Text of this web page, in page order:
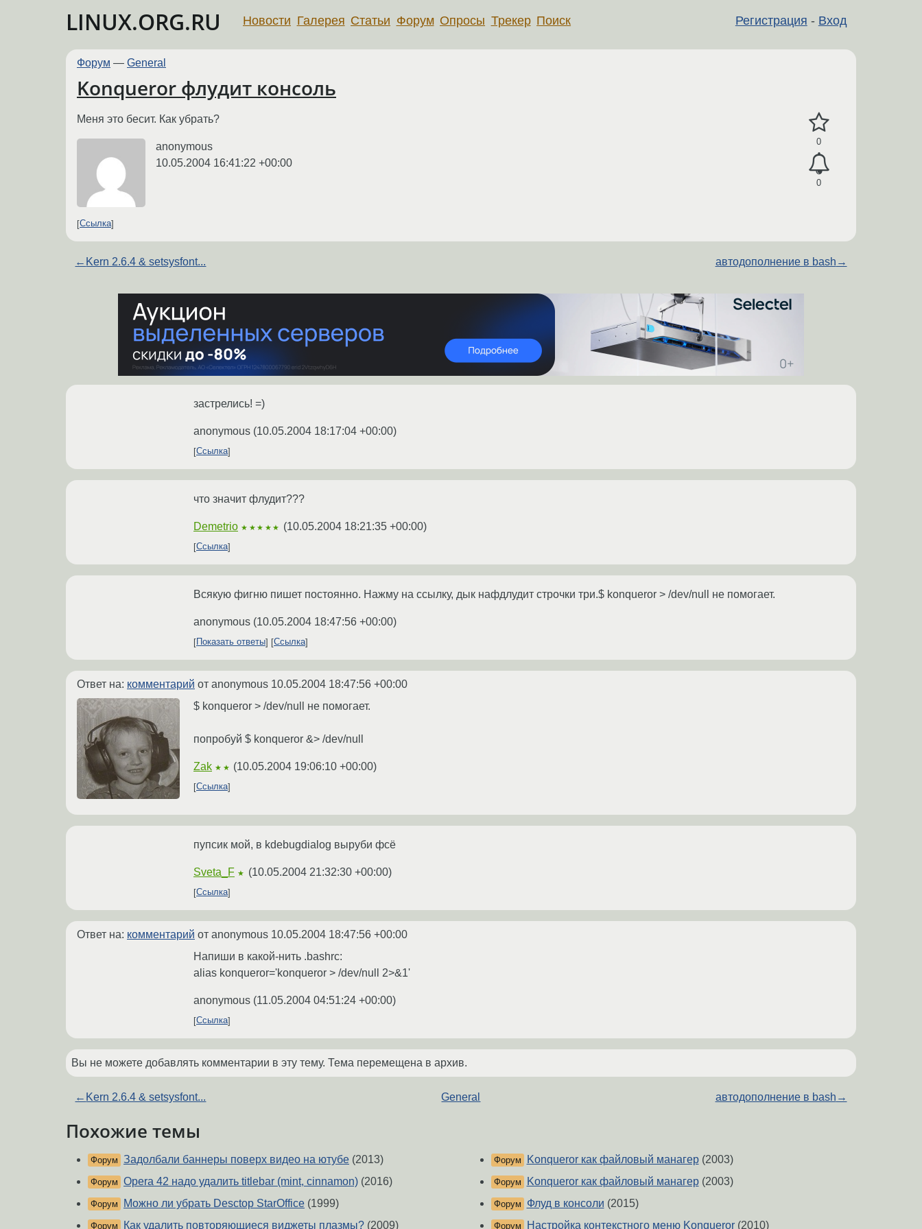
LINUX.ORG.RU Регистрация - Вход
Новости Галерея Статьи Форум Опросы Трекер Поиск
Форум — General
Konqueror флудит консоль
0
0
Меня это бесит. Как убрать?
anonymous
10.05.2004 16:41:22 +00:00
Ссылка
← Kern 2.6.4 & setsysfont... автодополнение в bash →
застрелись! =)
anonymous (10.05.2004 18:17:04 +00:00)
Ссылка
что значит флудит???
Demetrio ★★★★★ (10.05.2004 18:21:35 +00:00)
Ссылка
Всякую фигню пишет постоянно. Нажму на ссылку, дык нафдлудит строчки три.$ konqueror > /dev/null не помогает.
anonymous (10.05.2004 18:47:56 +00:00)
Показать ответы Ссылка
Ответ на: комментарий от anonymous 10.05.2004 18:47:56 +00:00
$ konqueror > /dev/null не помогает.
попробуй $ konqueror &> /dev/null
Zak ★★ (10.05.2004 19:06:10 +00:00)
Ссылка
пупсик мой, в kdebugdialog выруби фсё
Sveta_F ★ (10.05.2004 21:32:30 +00:00)
Ссылка
Ответ на: комментарий от anonymous 10.05.2004 18:47:56 +00:00
Напиши в какой-нить .bashrc:
alias konqueror='konqueror > /dev/null 2>&1'
anonymous (11.05.2004 04:51:24 +00:00)
Ссылка
Вы не можете добавлять комментарии в эту тему. Тема перемещена в архив.
← Kern 2.6.4 & setsysfont... General автодополнение в bash →
Похожие темы
Форум Задолбали баннеры поверх видео на ютубе (2013)
Форум Opera 42 надо удалить titlebar (mint, cinnamon) (2016)
Форум Можно ли убрать Desctop StarOffice (1999)
Форум Как удалить повторяющиеся виджеты плазмы? (2009)
Форум Konqueror как файловый манагер(2003)
Форум Konqueror как файловый манагер(2003)
Форум Флуд в консоли (2015)
Форум Настройка контекстного меню Konqueror(2010)